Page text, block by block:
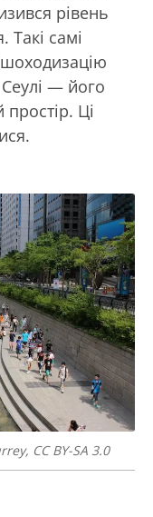
рівень
Такі самі
— його
Ці
CC BY-SA 3.0